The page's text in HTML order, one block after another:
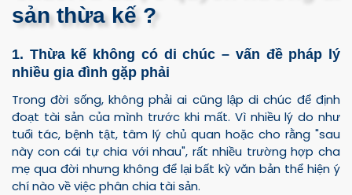
sản thừa kế ?
1. Thừa kế không có di chúc – vấn đề pháp lý
nhiều gia đình gặp phải
Trong đời sống, không phải ai cũng lập di chúc để định
đoạt tài sản của mình trước khi mất. Vì nhiều lý do như
tuổi tác, bệnh tật, tâm lý chủ quan hoặc cho rằng "sau
này con cái tự chia với nhau", rất nhiều trường hợp cha
mẹ qua đời nhưng không để lại bất kỳ văn bản thể hiện ý
chí nào về việc phân chia tài sản.